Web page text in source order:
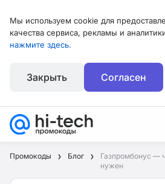
Мы используем cookie для
качества сервиса, рекламы и
нажмите здесь.
Закрыть Согласен
Промокоды Блог
Газпромбонус —
нужен